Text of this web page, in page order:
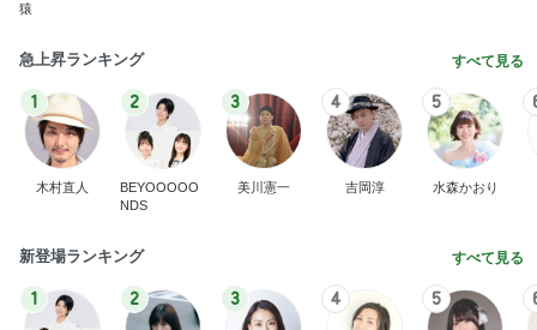
猿
急上昇ランキング すべて見る
1
木村直人
2
BEYOOOOO
NDS
3
美川憲一
4
吉岡淳
5
水森かおり
新登場ランキング すべて見る
1 2 3 4 5